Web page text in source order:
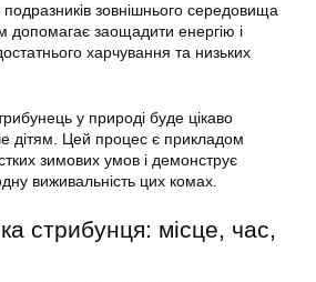
зовнішнього середовища
допомагає заощадити енергію і
харчування та низьких
у природі буде цікаво
дітям. Цей процес є прикладом
зимових умов і демонструє
виживальність цих комах.
стрибунця: місце, час,